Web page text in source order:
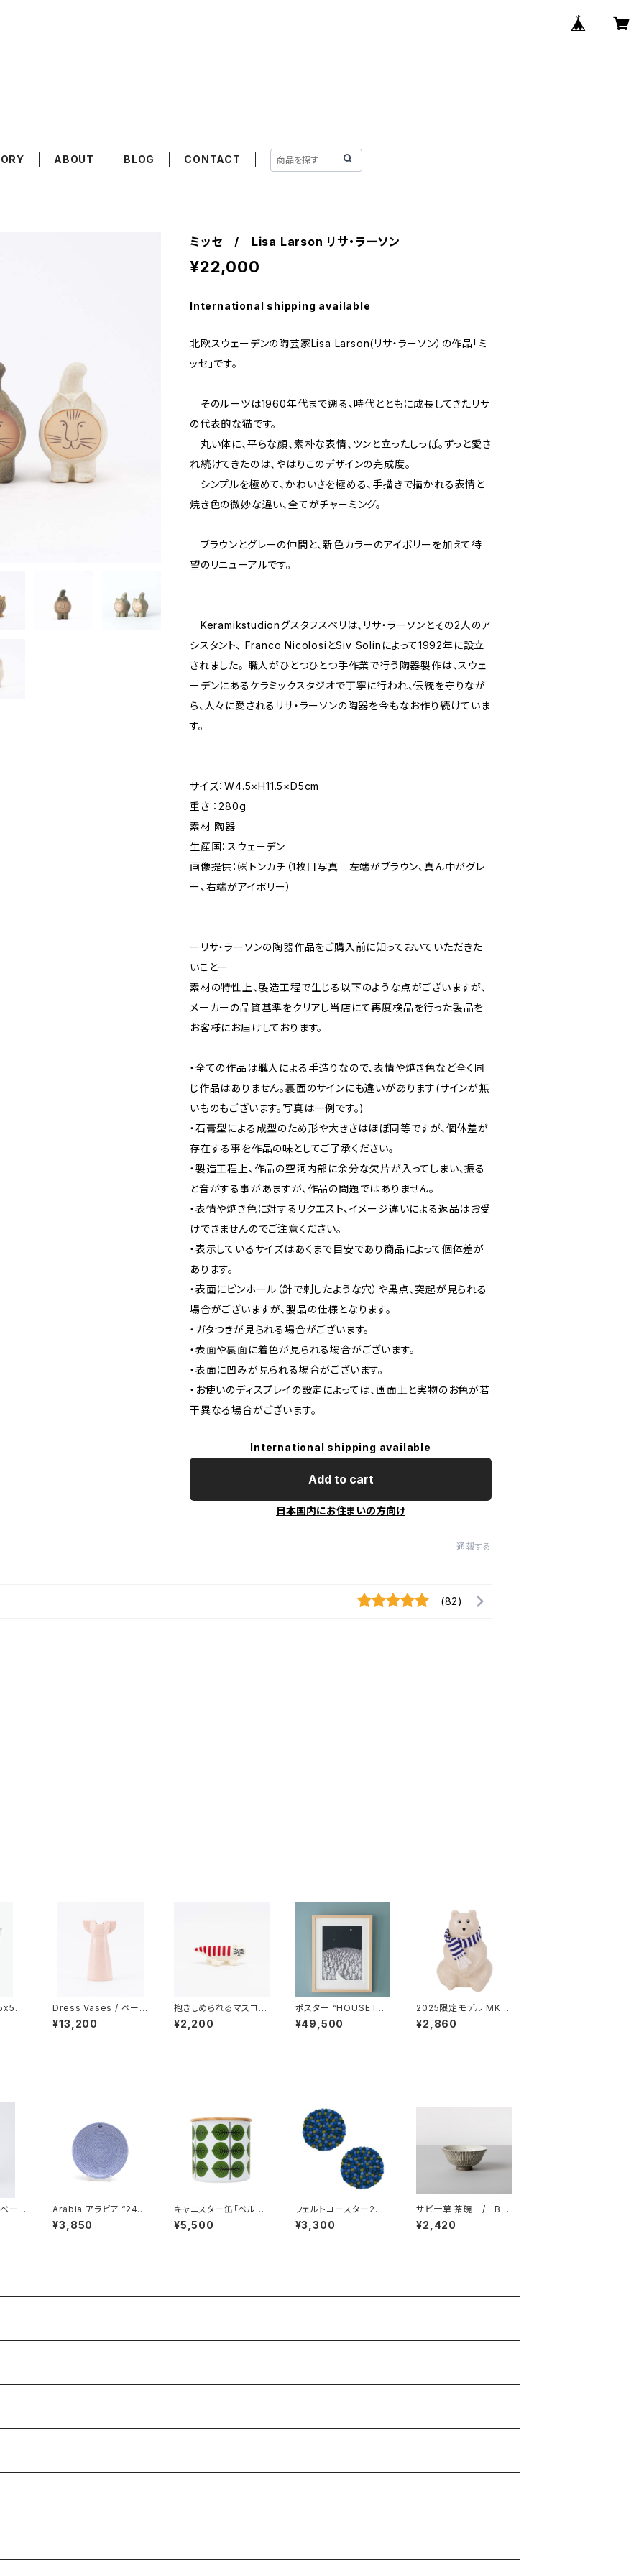
ABOUT BLOG CONTACT
ミッセ / Lisa Larson リサ・ラーソン
¥22,000
International shipping available
北欧スウェーデンの陶芸家Lisa Larson(リサ・ラーソン）の作品「ミ
ッセ」です。
そのルーツは1960年代まで遡る、時代とともに成長してきたリサ
の代表的な猫です。
丸い体に、平らな顔、素朴な表情、ツンと立ったしっぽ。ずっと愛さ
れ続けてきたのは、やはりこのデザインの完成度。
シンプルを極めて、かわいさを極める、手描きで描かれる表情と
焼き色の微妙な違い、全てがチャーミング。
ブラウンとグレーの仲間と、新色カラーのアイボリーを加えて待
望のリニューアルです。
Keramikstudionグスタフスベリは、リサ・ラーソンとその2人のア
シスタント、 Franco NicolosiとSiv Solinによって1992年に設立
されました。 職人がひとつひとつ手作業で行う陶器製作は、スウェ
ーデンにあるケラミックスタジオで丁寧に行われ、伝統を守りなが
ら、人々に愛されるリサ・ラーソンの陶器を今もなお作り続けていま
す。
サイズ：W4.5×H11.5×D5cm
重さ ：280g
素材 陶器
生産国：スウェーデン
画像提供：㈱トンカチ（1枚目写真 左端がブラウン、真ん中がグレ
ー、右端がアイボリー）
ーリサ・ラーソンの陶器作品をご購入前に知っておいていただきた
いことー
素材の特性上、製造工程で生じる以下のような点がございますが、
メーカーの品質基準をクリアし当店にて再度検品を行った製品を
お客様にお届けしております。
・全ての作品は職人による手造りなので、表情や焼き色など全く同
じ作品はありません。裏面のサインにも違いがあります(サインが無
いものもございます。写真は一例です。)
・石膏型による成型のため形や大きさはほぼ同等ですが、個体差が
存在する事を作品の味としてご了承ください。
・製造工程上、作品の空洞内部に余分な欠片が入ってしまい、振る
と音がする事があますが、作品の問題ではありません。
・表情や焼き色に対するリクエスト、イメージ違いによる返品はお受
けできませんのでご注意ください。
・表示しているサイズはあくまで目安であり商品によって個体差が
あります。
・表面にピンホール（針で刺したような穴）や黒点、突起が見られる
場合がございますが、製品の仕様となります。
・ガタつきが見られる場合がございます。
・表面や裏面に着色が見られる場合がございます。
・表面に凹みが見られる場合がございます。
・お使いのディスプレイの設定によっては、画面上と実物のお色が若
干異なる場合がございます。
International shipping available
Add to cart
日本国内にお住まいの方向け
通報する
(82)
Dress Vases / べース
ドレス （ピンク）/ Lis
a Larson リサ・ラーソ
¥13,200
抱きしめられるマスコッ
ト（マイキー） / Lis
a Larson リサ・ラー
¥2,200
ポスター “HOUSE IN
THE FOREST 26 A
3” / ミナ ペルホネ
¥49,500
2025限定モデル MK-T
resmer シロクマ貯金
箱 マフラー付き /
¥2,860
ース
Arabia アラビア “24h
Avec アベック” プレー
ト 20cm
¥3,850
キャニスター缶「ベルサ」
/ Stig Lindberg ス
ティグ・リンドベリ
¥5,500
フェルトコースター2枚
セット / Dekorand
o デコランド
¥3,300
サビ十草 茶碗 / BA
RBAR 波佐見焼
¥2,420